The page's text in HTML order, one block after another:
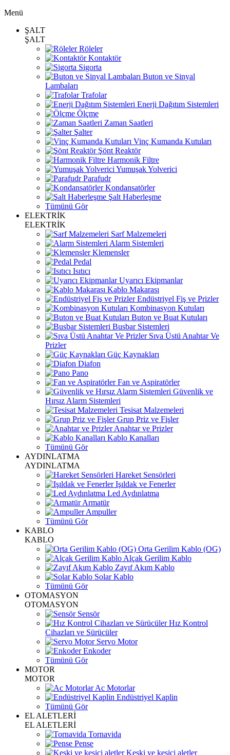
Menü
ŞALT
ŞALT
Röleler
Kontaktör
Sigorta
Buton ve Sinyal
Lambaları
Trafolar
Enerji Dağıtım Sistemleri
Ölçme
Zaman Saatleri
Şalter
Vinç Kumanda Kutuları
Şönt Reaktör
Harmonik Filtre
Yumuşak Yolverici
Parafudr
Kondansatörler
Şalt Haberleşme
Tümünü Gör
ELEKTRİK
ELEKTRİK
Sarf Malzemeleri
Alarm Sistemleri
Klemensler
Pedal
Isıtıcı
Uyarıcı Ekipmanlar
Kablo Makarası
Endüstriyel Fiş ve Prizler
Kombinasyon Kutuları
Buton ve Buat Kutuları
Busbar Sistemleri
Sıva Üstü Anahtar Ve
Prizler
Güç Kaynakları
Diafon
Pano
Fan ve Aspiratörler
Güvenlik ve
Hırsız Alarm Sistemleri
Tesisat Malzemeleri
Grup Priz ve Fişler
Anahtar ve Prizler
Kablo Kanalları
Tümünü Gör
AYDINLATMA
AYDINLATMA
Hareket Sensörleri
Işıldak ve Fenerler
Led Aydınlatma
Armatür
Ampuller
Tümünü Gör
KABLO
KABLO
Orta Gerilim Kablo (OG)
Alçak Gerilim Kablo
Zayıf Akım Kablo
Solar Kablo
Tümünü Gör
OTOMASYON
OTOMASYON
Sensör
Hız Kontrol
Cihazları ve Sürücüler
Servo Motor
Enkoder
Tümünü Gör
MOTOR
MOTOR
Ac Motorlar
Endüstriyel Kaplin
Tümünü Gör
EL ALETLERİ
EL ALETLERİ
Tornavida
Pense
Keski ve kesici aletler